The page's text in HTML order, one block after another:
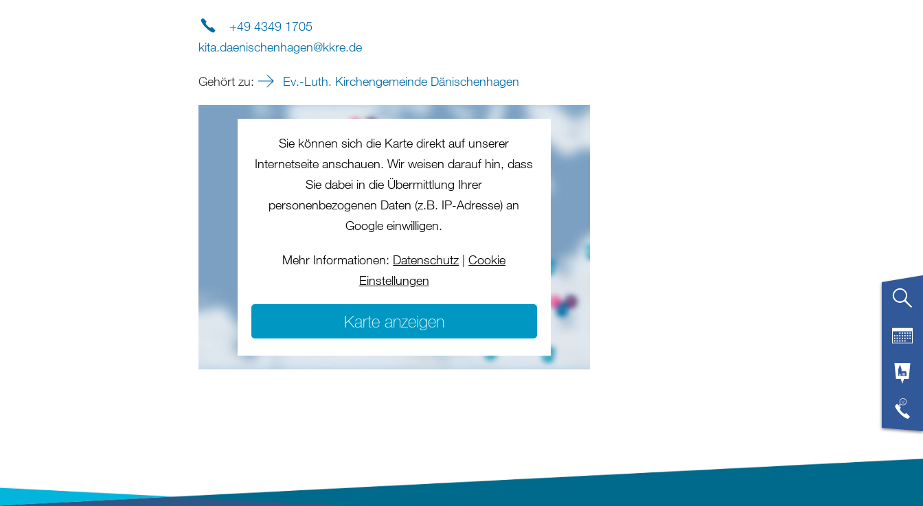
+49 4349 1705
kita.daenischenhagen@kkre.de
Gehört zu: Ev.-Luth. Kirchengemeinde Dänischenhagen
Sie können sich die Karte direkt auf unserer
Internetseite anschauen. Wir weisen darauf hin, dass
Sie dabei in die Übermittlung Ihrer
personenbezogenen Daten (z.B. IP-Adresse) an
Google einwilligen.
Mehr Informationen: Datenschutz |Cookie
Einstellungen
Karte anzeigen